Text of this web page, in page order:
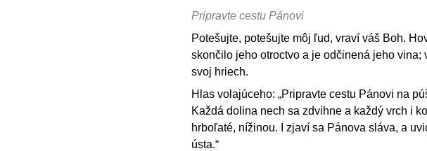
Pripravte cestu Pánovi
Potešujte, potešujte môj ľud, vraví váš Boh.
skončilo jeho otroctvo a je odčinená jeho
svoj hriech.
Hlas volajúceho: „Pripravte cestu Pánovi na
Každá dolina nech sa zdvihne a každý vrch i
hrboľaté, nížinou. I zjaví sa Pánova sláva, a
ústa.“